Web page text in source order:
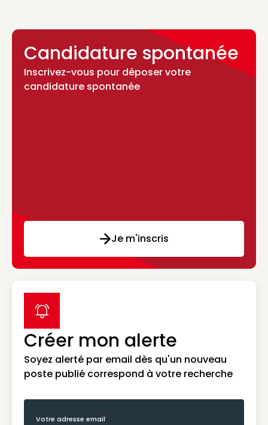
Candidature spontanée
Inscrivez-vous pour déposer votre
candidature spontanée
Je m'inscris
Créer mon alerte
Soyez alerté par email dès qu'un nouveau
poste publié correspond à votre recherche
label icon
Votre adresse email*